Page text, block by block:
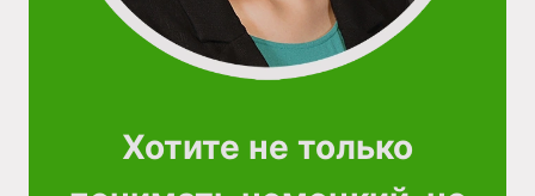
Хотите не только